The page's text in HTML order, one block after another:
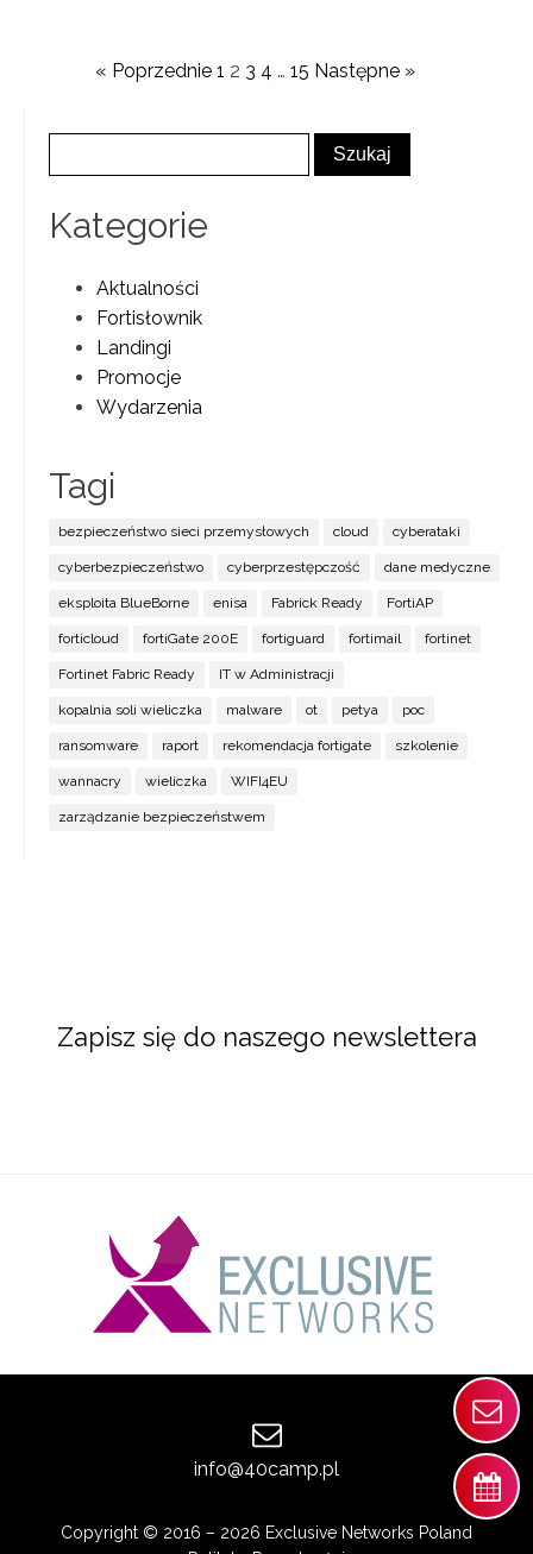
« Poprzednie 1 2 3 4 … 15 Następne »
Kategorie
Aktualności
Fortisłownik
Landingi
Promocje
Wydarzenia
Tagi
bezpieczeństwo sieci przemysłowych cloud cyberataki
cyberbezpieczeństwo cyberprzestępczość dane medyczne
eksploita BlueBorne enisa Fabrick Ready FortiAP
forticloud fortiGate 200E fortiguard fortimail fortinet
Fortinet Fabric Ready IT w Administracji
kopalnia soli wieliczka malware ot petya poc
ransomware raport rekomendacja fortigate szkolenie
wannacry wieliczka WIFI4EU
zarządzanie bezpieczeństwem
Zapisz się do naszego newslettera
info@40camp.pl
Copyright © 2016 – 2026 Exclusive Networks Poland